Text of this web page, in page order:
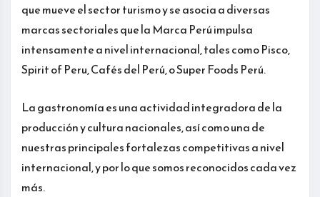
que mueve el sector turismo y se asocia a diversas
marcas sectoriales que la Marca Perú impulsa
intensamente a nivel internacional, tales como Pisco,
Spirit of Peru, Cafés del Perú, o Super Foods Perú.
La gastronomía es una actividad integradora de la
producción y cultura nacionales, así como una de
nuestras principales fortalezas competitivas a nivel
internacional, y por lo que somos reconocidos cada vez
más.